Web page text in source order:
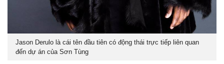
Jason Derulo là cái tên đầu tiên có động thái trực tiếp liên quan
đến dự án của Sơn Tùng